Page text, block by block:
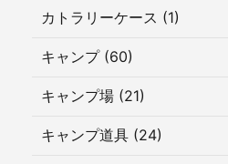
カトラリーケース (1)
キャンプ (60)
キャンプ場 (21)
キャンプ道具 (24)